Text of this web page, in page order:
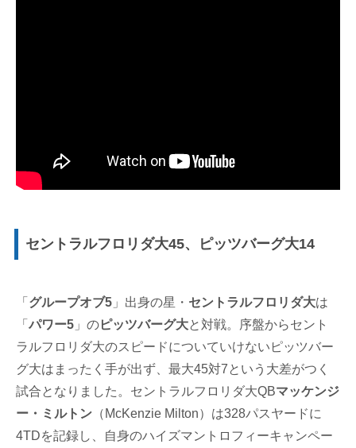
セントラルフロリダ大45、ピッツバーグ大14
「 グループオブ5 」出身の星・ セントラルフロリダ大は
「 パワー5 」のピッツバーグ大と対戦。序盤からセント
ラルフロリダ大のスピードについていけないピッツバー
グ大はまったく手が出ず、最大45対7という大差がつく
試合となりました。セントラルフロリダ大QBマッケンジ
ー・ミルトン （McKenzie Milton）は328パスヤードに
4TDを記録し、自身のハイズマントロフィーキャンペー